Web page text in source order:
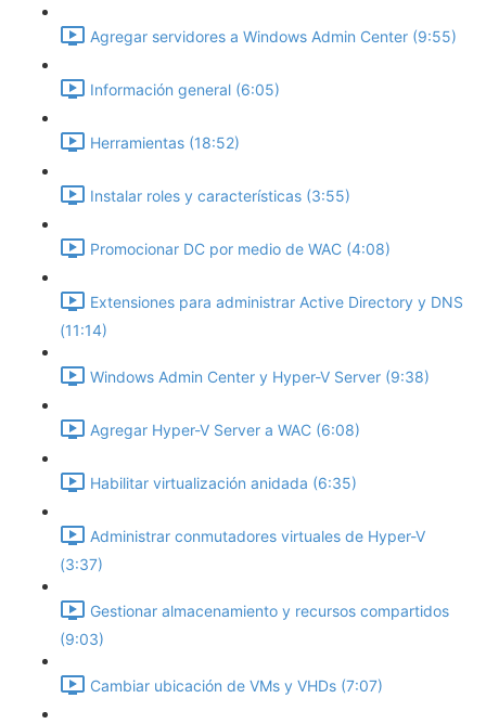
Agregar servidores a Windows Admin Center (9:55)
Información general (6:05)
Herramientas (18:52)
Instalar roles y características (3:55)
Promocionar DC por medio de WAC (4:08)
Extensiones para administrar Active Directory y DNS
(11:14)
Windows Admin Center y Hyper-V Server (9:38)
Agregar Hyper-V Server a WAC (6:08)
Habilitar virtualización anidada (6:35)
Administrar conmutadores virtuales de Hyper-V
(3:37)
Gestionar almacenamiento y recursos compartidos
(9:03)
Cambiar ubicación de VMs y VHDs (7:07)